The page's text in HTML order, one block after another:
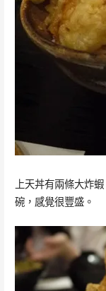
上天丼有兩條大炸
碗，感覺很豐盛。